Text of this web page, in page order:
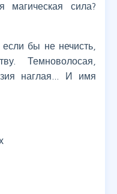
магическая сила?
бы не нечисть,
Темноволосая,
наглая… И имя